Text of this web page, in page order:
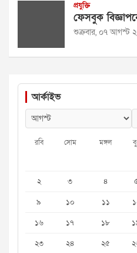
প্রযুক্তি
ফেসবুক
শুক্রবার, ০৭ আগস্ট
আর্কাইভ
রবি সোম মঙ্গল
২
৩ ৪
৯
১০ ১১
১৬
১৭ ১৮
২৩
২৪ ২৫